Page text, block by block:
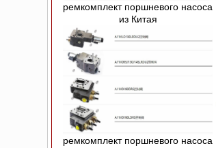
ремкомплект поршневого насоса
из Китая
ремкомплект поршневого насоса